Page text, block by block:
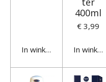
In winkelwagen
400ml
€ 3,99
In